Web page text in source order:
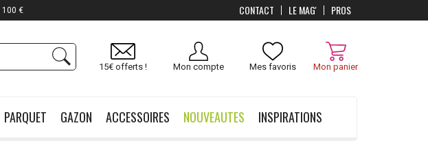
Mon panier
Mes favoris
Mon compte
15€ offerts !
PARQUET GAZON ACCESSOIRES NOUVEAUTES INSPIRATIONS
PROS
LE MAG'
CONTACT
OFFERTSdès 100 €